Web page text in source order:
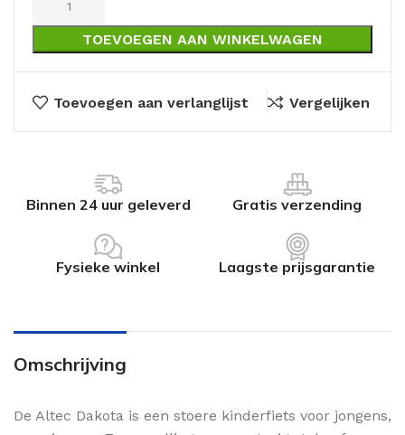
TOEVOEGEN AAN WINKELWAGEN
Toevoegen aan verlanglijst Vergelijken
Binnen 24 uur geleverd Gratis verzending
Fysieke winkel Laagste prijsgarantie
Omschrijving
De Altec Dakota is een stoere kinderfiets voor jongens,